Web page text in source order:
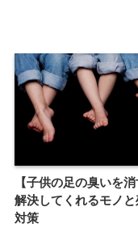
【子供の足の臭いを
解決してくれるモノと
対策